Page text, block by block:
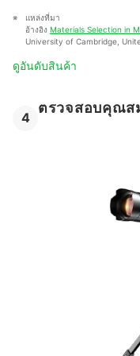
แหล่งที่มา
อ้างอิง Materials Selection in
University of Cambridge,
ดูอันดับสินค้า
4
ตรวจสอบคุณส